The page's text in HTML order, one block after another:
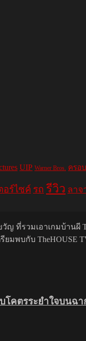
UIP Warner Bros. ครอ
อร์ไซค์ รถ รีวิว ลาจ
วัญ ที่รวมเอาเกมบ้าน
มพบกับ TheHOUSE
โคตรระยำใจบนฉ